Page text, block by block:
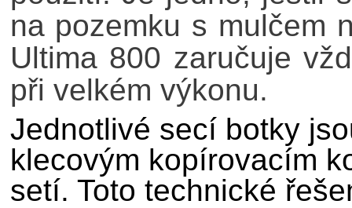
na pozemku s mulčem
Ultima 800 zaručuje
při velkém výkonu.
Jednotlivé secí botky
klecovým kopírovacím
setí. Toto technické